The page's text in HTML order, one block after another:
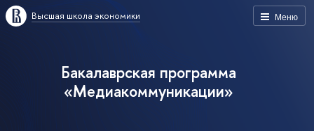
Меню
Высшая школа экономики
Бакалаврская программа
«Медиакоммуникации»